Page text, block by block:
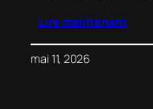
Lire maintenant
mai 11, 2026